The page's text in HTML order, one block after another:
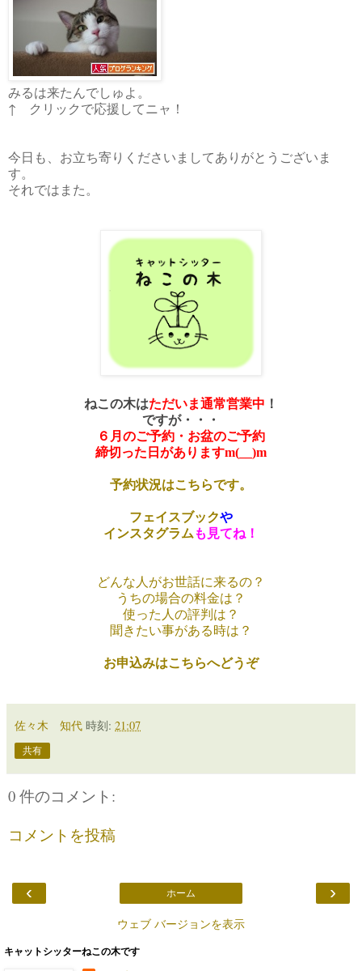
みるは来たんでしゅよ。
↑ クリックで応援してニャ！
今日も、お立ち寄りくださいましてありがとうございま
す。
それではまた。
ねこの木はただいま通常営業中 ！
ですが・・・
６月のご予約・お盆のご予約
締切った日がありますm(__)m
予約状況はこちらです。
フェイスブックや
インスタグラム も見てね！
どんな人がお世話に来るの？
うちの場合の料金は？
使った人の評判は？
聞きたい事がある時は？
お申込みはこちらへどうぞ
佐々木 知代 時刻: 21:07
共有
0 件のコメント:
コメントを投稿
‹ ›
ホーム
ウェブ バージョンを表示
キャットシッターねこの木です